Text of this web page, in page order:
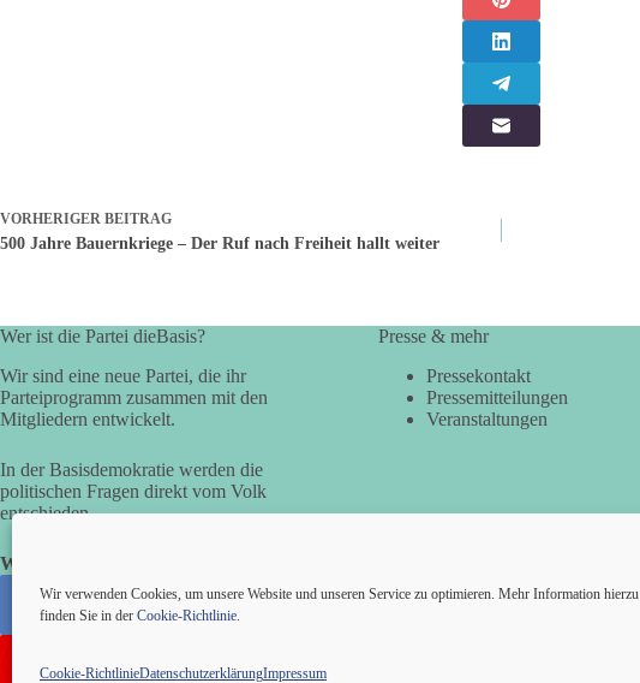
Wir verwenden Cookies, um unsere Website und unseren Service zu optimieren. Mehr Information hierzu
finden Sie in der Cookie-Richtlinie.
Cookie-RichtlinieDatenschutzerklärungImpressum
VORHERIGER BEITRAG
500 Jahre Bauernkriege – Der Ruf nach Freiheit hallt weiter
Wer ist die Partei dieBasis?
Wir sind eine neue Partei, die ihr
Parteiprogramm zusammen mit den
Mitgliedern entwickelt.
In der Basisdemokratie werden die
politischen Fragen direkt vom Volk
entschieden.
Wir alle sind die Basis!
Presse & mehr
Pressekontakt
Pressemitteilungen
Veranstaltungen